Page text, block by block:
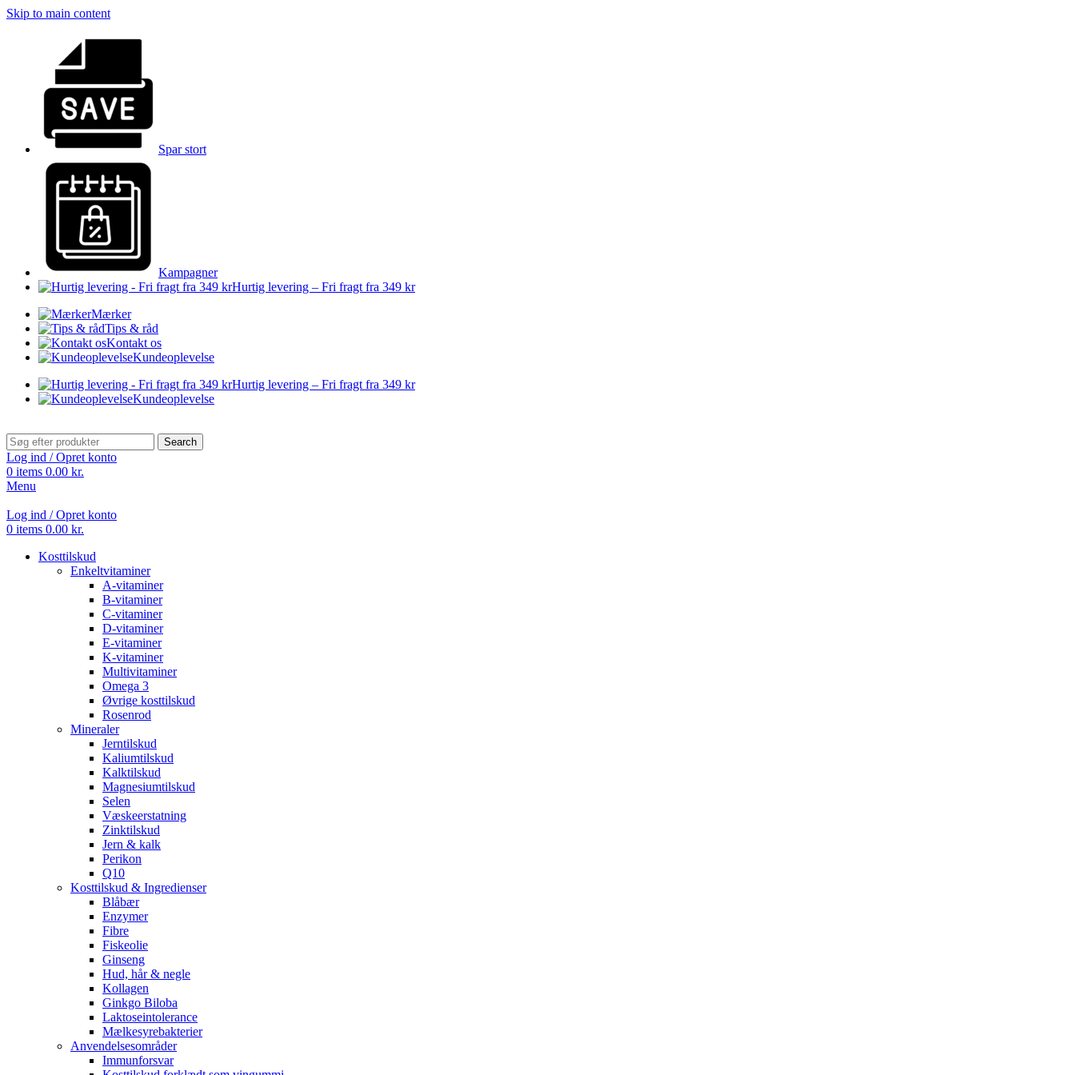
Skip to main content
Spar stort
Kampagner
Hurtig levering – Fri fragt fra 349 kr
Mærker
Tips & råd
Kontakt os
Kundeoplevelse
Hurtig levering – Fri fragt fra 349 kr
Kundeoplevelse
Search
Log ind / Opret konto
0 items 0.00 kr.
Menu
Log ind / Opret konto
0 items 0.00 kr.
Kosttilskud
Enkeltvitaminer
A-vitaminer
B-vitaminer
C-vitaminer
D-vitaminer
E-vitaminer
K-vitaminer
Multivitaminer
Omega 3
Øvrige kosttilskud
Rosenrod
Mineraler
Jerntilskud
Kaliumtilskud
Kalktilskud
Magnesiumtilskud
Selen
Væskeerstatning
Zinktilskud
Jern & kalk
Perikon
Q10
Kosttilskud & Ingredienser
Blåbær
Enzymer
Fibre
Fiskeolie
Ginseng
Hud, hår & negle
Kollagen
Ginkgo Biloba
Laktoseintolerance
Mælkesyrebakterier
Anvendelsesområder
Immunforsvar